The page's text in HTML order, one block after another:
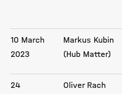
10 March
2023
Markus Kubin
(Hub Matter)
24
Oliver Rach